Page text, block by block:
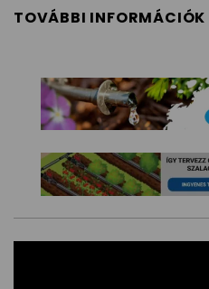
TOVÁBBI INFORMÁCIÓK